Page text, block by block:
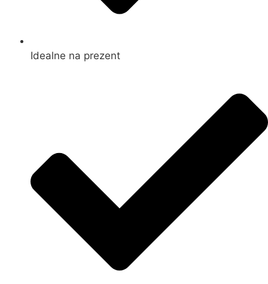
Idealne na prezent